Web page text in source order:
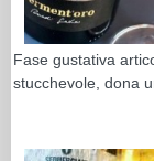
Fase gustativa
stucchevole, dona